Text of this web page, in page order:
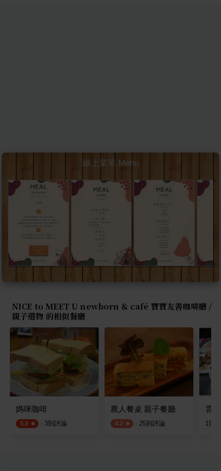
線上菜單 Menu
NICE to MEET U newborn & café 寶寶友善咖啡廳 /
親子選物 的相似餐廳
媽咪咖啡
5.0 · 3則評論
農人餐桌 親子餐廳
4.2 · 25則評論
雲
1則